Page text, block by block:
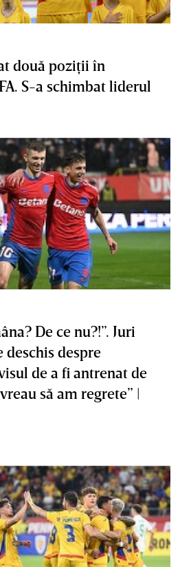
două poziţii în
S-a schimbat liderul
De ce nu?!”. Juri
despre
de a fi antrenat de
să am regrete” |